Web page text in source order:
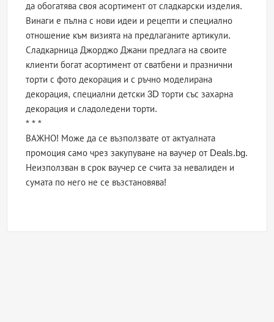
да обогатява своя асортимент от сладкарски изделия.
Винаги е пълна с нови идеи и рецепти и специално
отношение към визията на предлаганите артикули.
Сладкарница Джорджо Джани предлага на своите
клиенти богат асортимент от сватбени и празнични
торти с фото декорация и с ръчно моделирана
декорация, специални детски 3D торти със захарна
декорация и сладоледени торти.
* * *
ВАЖНО! Може да се възползвате от актуалната
промоция само чрез закупуване на ваучер от Deals.bg.
Неизползван в срок ваучер се счита за невалиден и
сумата по него не се възстановява!